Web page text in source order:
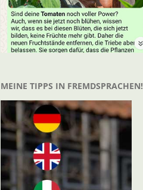
MEINE TIPPS IN FREMDSPRACHEN!